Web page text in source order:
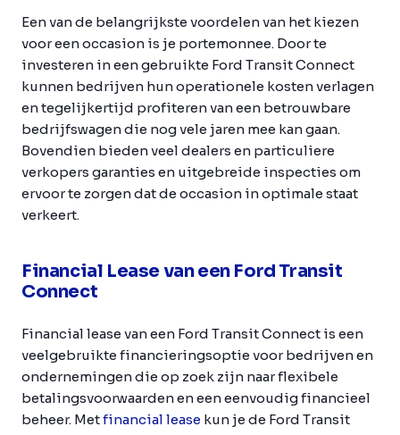
Een van de belangrijkste voordelen van het kiezen
voor een occasion is je portemonnee. Door te
investeren in een gebruikte Ford Transit Connect
kunnen bedrijven hun operationele kosten verlagen
en tegelijkertijd profiteren van een betrouwbare
bedrijfswagen die nog vele jaren mee kan gaan.
Bovendien bieden veel dealers en particuliere
verkopers garanties en uitgebreide inspecties om
ervoor te zorgen dat de occasion in optimale staat
verkeert.
Financial Lease van een Ford Transit
Connect
Financial lease van een Ford Transit Connect is een
veelgebruikte financieringsoptie voor bedrijven en
ondernemingen die op zoek zijn naar flexibele
betalingsvoorwaarden en een eenvoudig financieel
beheer. Metfinancial lease kun je de Ford Transit